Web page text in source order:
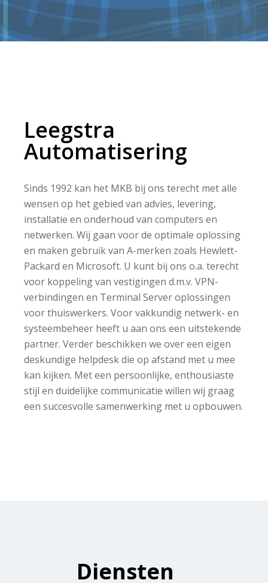
Leegstra
Automatisering
Sinds 1992 kan het MKB bij ons terecht met alle
wensen op het gebied van advies, levering,
installatie en onderhoud van computers en
netwerken. Wij gaan voor de optimale oplossing
en maken gebruik van A-merken zoals Hewlett-
Packard en Microsoft. U kunt bij ons o.a. terecht
voor koppeling van vestigingen d.m.v. VPN-
verbindingen en Terminal Server oplossingen
voor thuiswerkers. Voor vakkundig netwerk- en
systeembeheer heeft u aan ons een uitstekende
partner. Verder beschikken we over een eigen
deskundige helpdesk die op afstand met u mee
kan kijken. Met een persoonlijke, enthousiaste
stijl en duidelijke communicatie willen wij graag
een succesvolle samenwerking met u opbouwen.
Diensten